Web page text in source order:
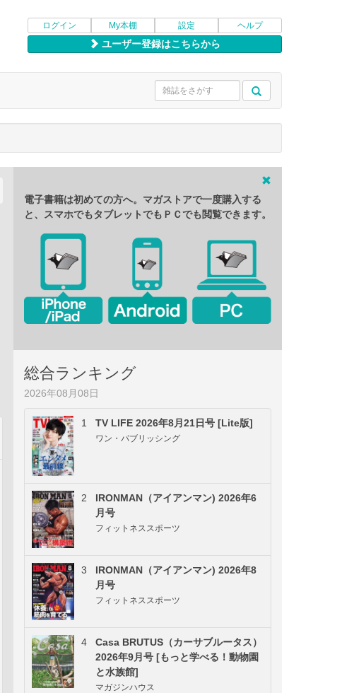
ログイン My本棚 設定 ヘルプ
ユーザー登録はこちらから
電子書籍は初めての方へ。マガストアで一度購入する
と、スマホでもタブレットでもＰＣでも閲覧できます。
総合ランキング
2026年08月08日
1 TV LIFE 2026年8月21日号 [Lite版]
ワン・パブリッシング
2
IRONMAN（アイアンマン) 2026年6
月号
フィットネススポーツ
3
IRONMAN（アイアンマン) 2026年8
月号
フィットネススポーツ
4
Casa BRUTUS（カーサブルータス）
2026年9月号 [もっと学べる！動物園
と水族館]
マガジンハウス